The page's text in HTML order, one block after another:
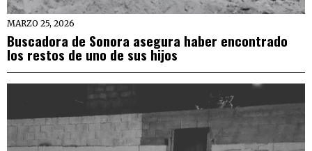
MARZO 25, 2026
Buscadora de Sonora asegura haber encontrado
los restos de uno de sus hijos